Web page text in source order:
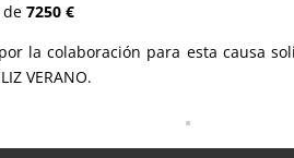
de7250 €
la colaboración para esta causa
VERANO.